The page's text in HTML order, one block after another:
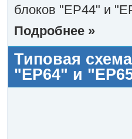
блоков "EP44" и
Подробнее »
Типовая
"EP64" и